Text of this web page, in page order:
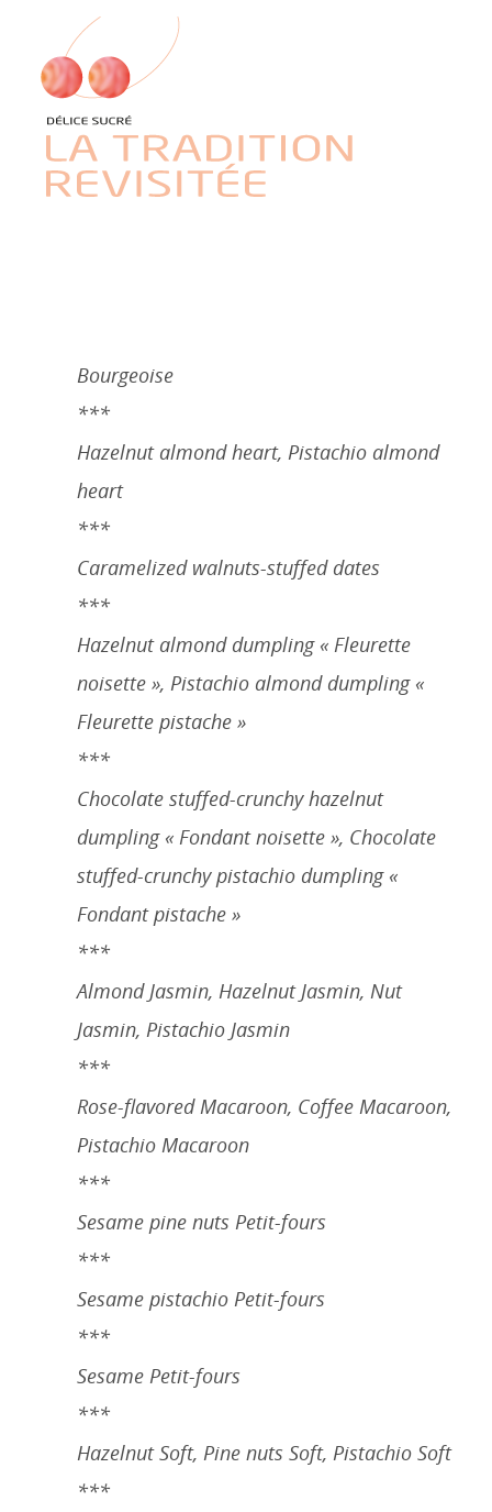
Bourgeoise
***
Hazelnut almond heart, Pistachio almond
heart
***
Caramelized walnuts-stuffed dates
***
Hazelnut almond dumpling « Fleurette
noisette », Pistachio almond dumpling «
Fleurette pistache »
***
Chocolate stuffed-crunchy hazelnut
dumpling « Fondant noisette », Chocolate
stuffed-crunchy pistachio dumpling «
Fondant pistache »
***
Almond Jasmin, Hazelnut Jasmin, Nut
Jasmin, Pistachio Jasmin
***
Rose-flavored Macaroon, Coffee Macaroon,
Pistachio Macaroon
***
Sesame pine nuts Petit-fours
***
Sesame pistachio Petit-fours
***
Sesame Petit-fours
***
Hazelnut Soft, Pine nuts Soft, Pistachio Soft
***